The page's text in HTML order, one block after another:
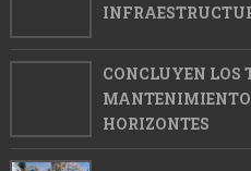
CONCLUYEN LOS
MANTENIMIENTO
HORIZONTES